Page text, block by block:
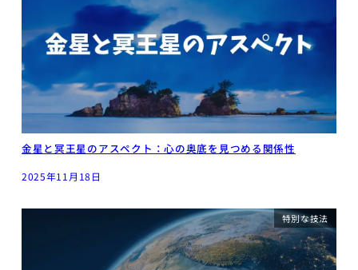
金星と冥王星のアスペクト：心の奥底を見つめる関係性
2025年11月18日
特別な技法